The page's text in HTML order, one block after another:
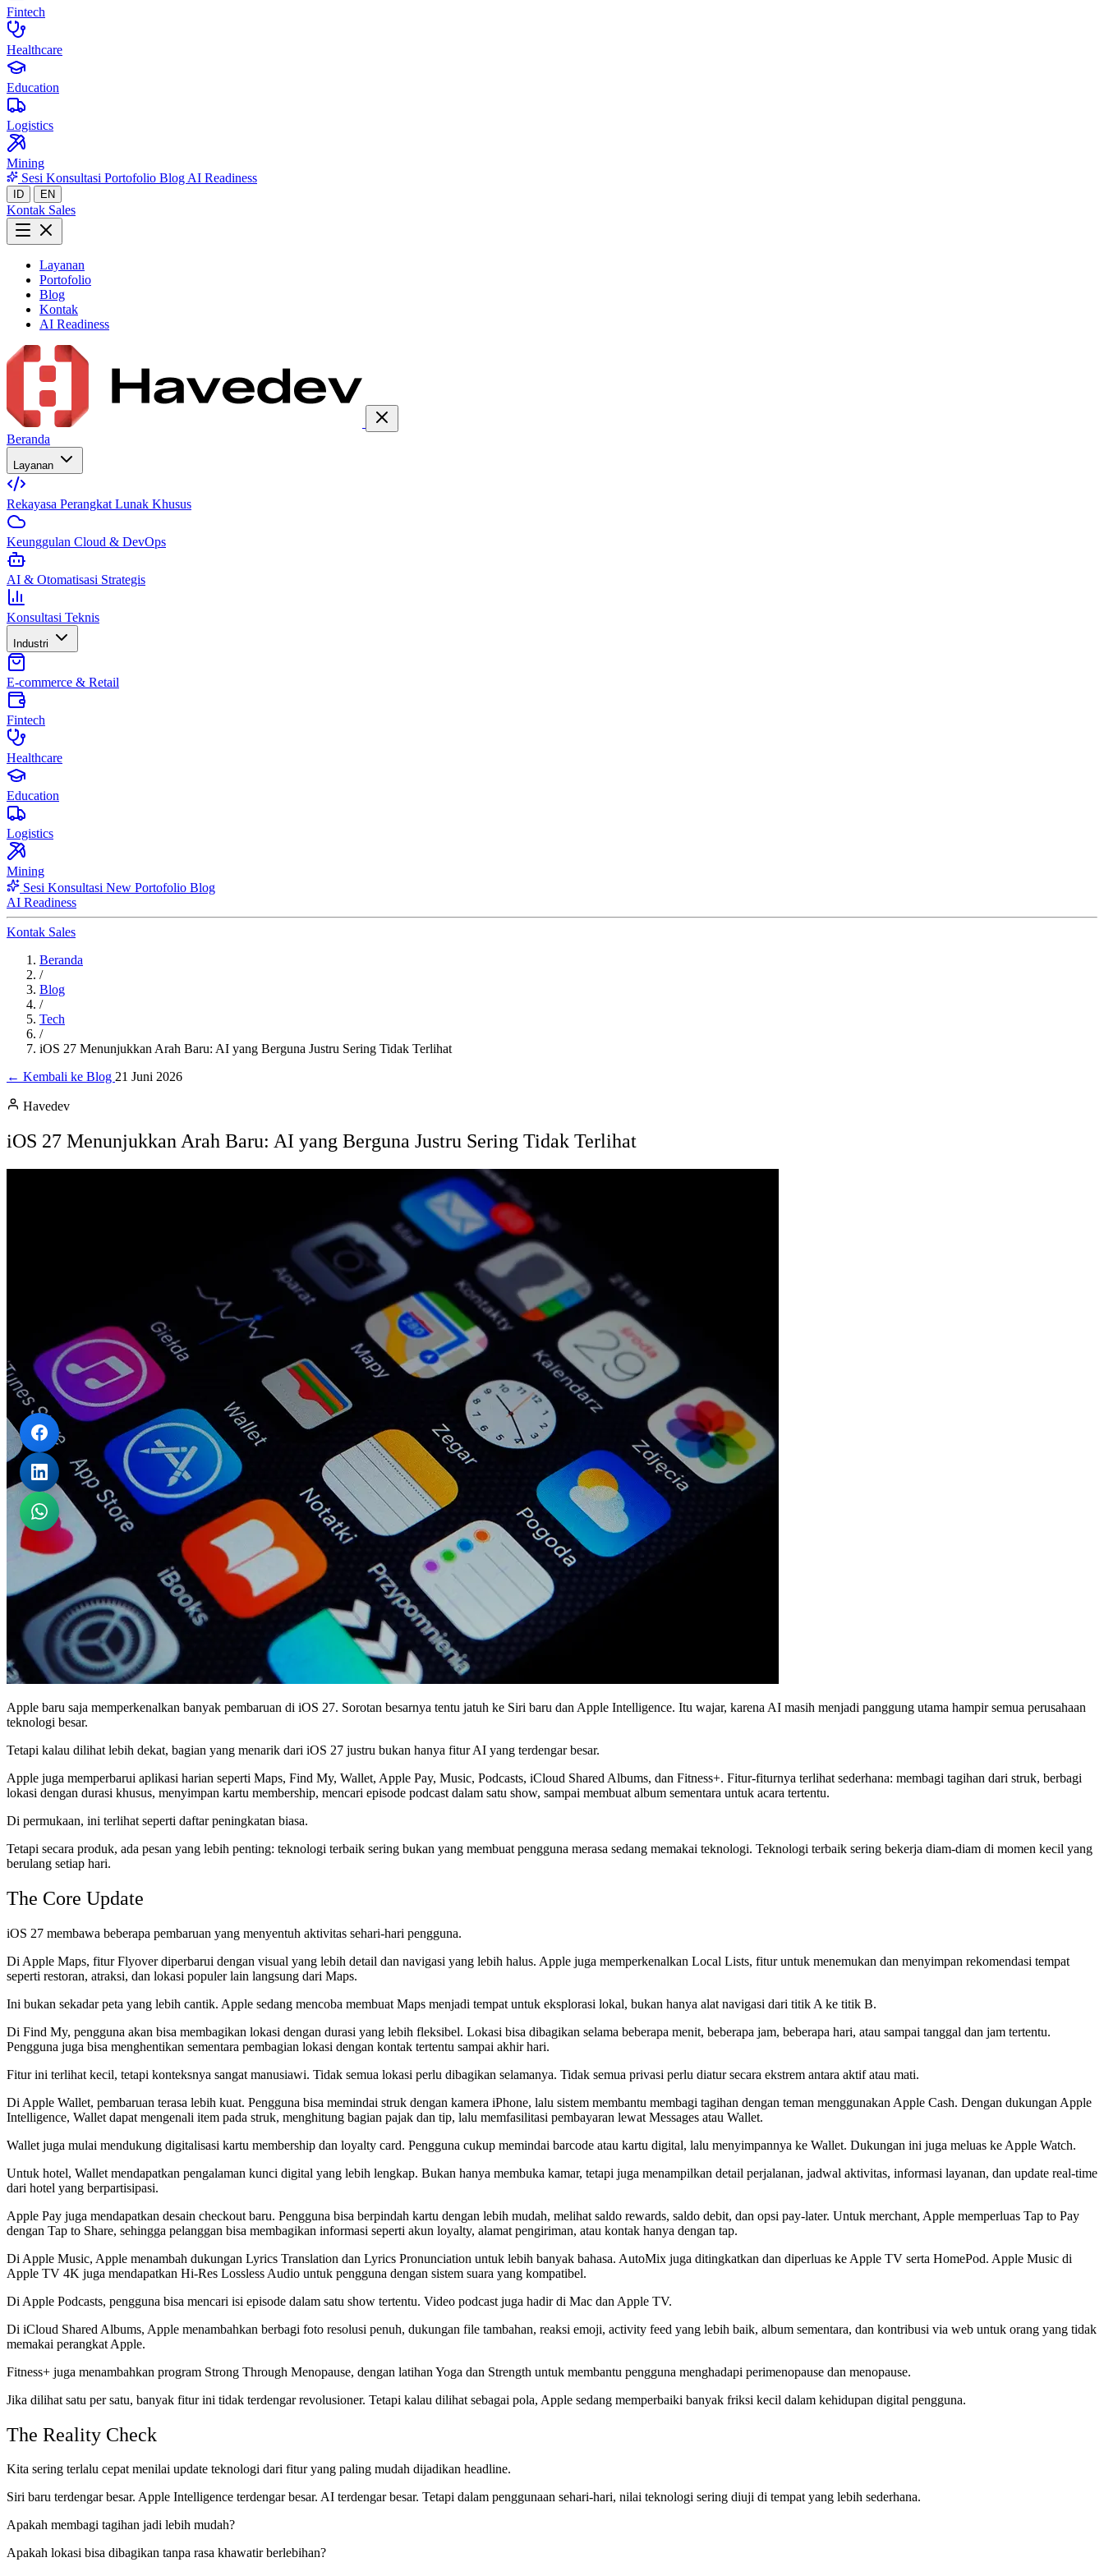
Fintech
Healthcare
Education
Logistics
Mining
Sesi Konsultasi Portofolio Blog AI Readiness
ID EN
Kontak Sales
Layanan
Portofolio
Blog
Kontak
AI Readiness
Beranda
Layanan
Rekayasa Perangkat Lunak Khusus
Keunggulan Cloud & DevOps
AI & Otomatisasi Strategis
Konsultasi Teknis
Industri
E-commerce & Retail
Fintech
Healthcare
Education
Logistics
Mining
Sesi Konsultasi New Portofolio Blog
AI Readiness
Kontak Sales
Beranda
/
Blog
/
Tech
/
iOS 27 Menunjukkan Arah Baru: AI yang Berguna Justru Sering Tidak Terlihat
← Kembali ke Blog 21 Juni 2026
Havedev
iOS 27 Menunjukkan Arah Baru: AI yang Berguna Justru Sering Tidak Terlihat
Apple baru saja memperkenalkan banyak pembaruan di iOS 27. Sorotan besarnya tentu jatuh ke Siri baru dan Apple Intelligence. Itu wajar, karena AI masih menjadi panggung utama hampir semua perusahaan
teknologi besar.
Tetapi kalau dilihat lebih dekat, bagian yang menarik dari iOS 27 justru bukan hanya fitur AI yang terdengar besar.
Apple juga memperbarui aplikasi harian seperti Maps, Find My, Wallet, Apple Pay, Music, Podcasts, iCloud Shared Albums, dan Fitness+. Fitur-fiturnya terlihat sederhana: membagi tagihan dari struk, berbagi
lokasi dengan durasi khusus, menyimpan kartu membership, mencari episode podcast dalam satu show, sampai membuat album sementara untuk acara tertentu.
Di permukaan, ini terlihat seperti daftar peningkatan biasa.
Tetapi secara produk, ada pesan yang lebih penting: teknologi terbaik sering bukan yang membuat pengguna merasa sedang memakai teknologi. Teknologi terbaik sering bekerja diam-diam di momen kecil yang
berulang setiap hari.
The Core Update
iOS 27 membawa beberapa pembaruan yang menyentuh aktivitas sehari-hari pengguna.
Di Apple Maps, fitur Flyover diperbarui dengan visual yang lebih detail dan navigasi yang lebih halus. Apple juga memperkenalkan Local Lists, fitur untuk menemukan dan menyimpan rekomendasi tempat
seperti restoran, atraksi, dan lokasi populer lain langsung dari Maps.
Ini bukan sekadar peta yang lebih cantik. Apple sedang mencoba membuat Maps menjadi tempat untuk eksplorasi lokal, bukan hanya alat navigasi dari titik A ke titik B.
Di Find My, pengguna akan bisa membagikan lokasi dengan durasi yang lebih fleksibel. Lokasi bisa dibagikan selama beberapa menit, beberapa jam, beberapa hari, atau sampai tanggal dan jam tertentu.
Pengguna juga bisa menghentikan sementara pembagian lokasi dengan kontak tertentu sampai akhir hari.
Fitur ini terlihat kecil, tetapi konteksnya sangat manusiawi. Tidak semua lokasi perlu dibagikan selamanya. Tidak semua privasi perlu diatur secara ekstrem antara aktif atau mati.
Di Apple Wallet, pembaruan terasa lebih kuat. Pengguna bisa memindai struk dengan kamera iPhone, lalu sistem membantu membagi tagihan dengan teman menggunakan Apple Cash. Dengan dukungan Apple
Intelligence, Wallet dapat mengenali item pada struk, menghitung bagian pajak dan tip, lalu memfasilitasi pembayaran lewat Messages atau Wallet.
Wallet juga mulai mendukung digitalisasi kartu membership dan loyalty card. Pengguna cukup memindai barcode atau kartu digital, lalu menyimpannya ke Wallet. Dukungan ini juga meluas ke Apple Watch.
Untuk hotel, Wallet mendapatkan pengalaman kunci digital yang lebih lengkap. Bukan hanya membuka kamar, tetapi juga menampilkan detail perjalanan, jadwal aktivitas, informasi layanan, dan update real-time
dari hotel yang berpartisipasi.
Apple Pay juga mendapatkan desain checkout baru. Pengguna bisa berpindah kartu dengan lebih mudah, melihat saldo rewards, saldo debit, dan opsi pay-later. Untuk merchant, Apple memperluas Tap to Pay
dengan Tap to Share, sehingga pelanggan bisa membagikan informasi seperti akun loyalty, alamat pengiriman, atau kontak hanya dengan tap.
Di Apple Music, Apple menambah dukungan Lyrics Translation dan Lyrics Pronunciation untuk lebih banyak bahasa. AutoMix juga ditingkatkan dan diperluas ke Apple TV serta HomePod. Apple Music di
Apple TV 4K juga mendapatkan Hi-Res Lossless Audio untuk pengguna dengan sistem suara yang kompatibel.
Di Apple Podcasts, pengguna bisa mencari isi episode dalam satu show tertentu. Video podcast juga hadir di Mac dan Apple TV.
Di iCloud Shared Albums, Apple menambahkan berbagi foto resolusi penuh, dukungan file tambahan, reaksi emoji, activity feed yang lebih baik, album sementara, dan kontribusi via web untuk orang yang tidak
memakai perangkat Apple.
Fitness+ juga menambahkan program Strong Through Menopause, dengan latihan Yoga dan Strength untuk membantu pengguna menghadapi perimenopause dan menopause.
Jika dilihat satu per satu, banyak fitur ini tidak terdengar revolusioner. Tetapi kalau dilihat sebagai pola, Apple sedang memperbaiki banyak friksi kecil dalam kehidupan digital pengguna.
The Reality Check
Kita sering terlalu cepat menilai update teknologi dari fitur yang paling mudah dijadikan headline.
Siri baru terdengar besar. Apple Intelligence terdengar besar. AI terdengar besar. Tetapi dalam penggunaan sehari-hari, nilai teknologi sering diuji di tempat yang lebih sederhana.
Apakah membagi tagihan jadi lebih mudah?
Apakah lokasi bisa dibagikan tanpa rasa khawatir berlebihan?